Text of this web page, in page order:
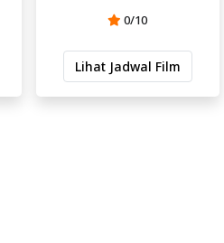
0/10
Lihat Jadwal Film